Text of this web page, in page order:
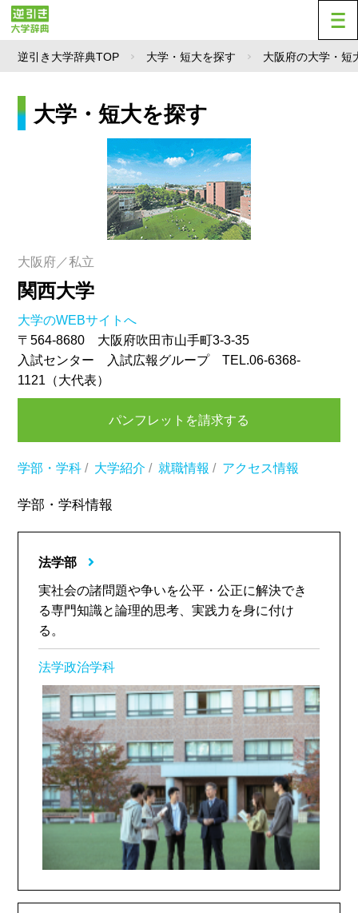
逆引き大学辞典TOP 大学・短大を探す 大阪府の大学・短
大学・短大を探す
大阪府／私立
関西大学
大学のWEBサイトへ
〒564-8680 大阪府吹田市山手町3-3-35
入試センター 入試広報グループ TEL.06-6368-
1121（大代表）
パンフレットを請求する
学部・学科 / 大学紹介 / 就職情報 / アクセス情報
学部・学科情報
法学部
実社会の諸問題や争いを公平・公正に解決でき
る専門知識と論理的思考、実践力を身に付け
る。
法学政治学科